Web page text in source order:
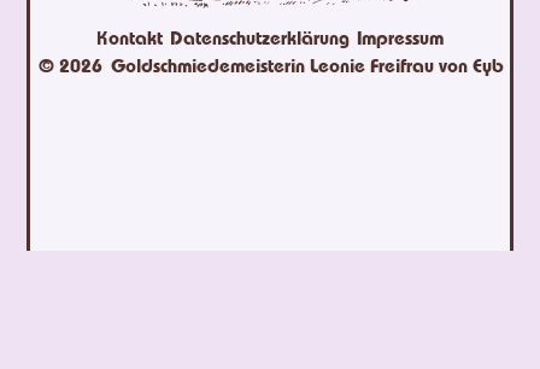
Kontakt Datenschutzerklärung Impressum
© 2026 Goldschmiedemeisterin Leonie Freifrau von Eyb